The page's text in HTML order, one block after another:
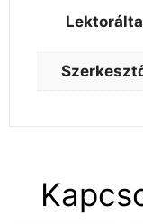
Lektorálta